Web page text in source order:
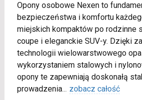
Opony osobowe Nexen to
bezpieczeństwa i komfortu
miejskich kompaktów po rodzinne
coupe i eleganckie SUV-y. Dzięki
technologii wielowarstwowego
wykorzystaniem stalowych i
opony te zapewniają doskonałą
prowadzenia... zobacz całość